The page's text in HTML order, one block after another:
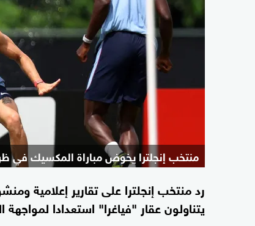
منتخب إنجلترا يخوض مباراة المكسيك
رد منتخب إنجلترا على تقارير إعلامية
يتناولون عقار "فياغرا" استعدادا لمواجهة المكسيك في